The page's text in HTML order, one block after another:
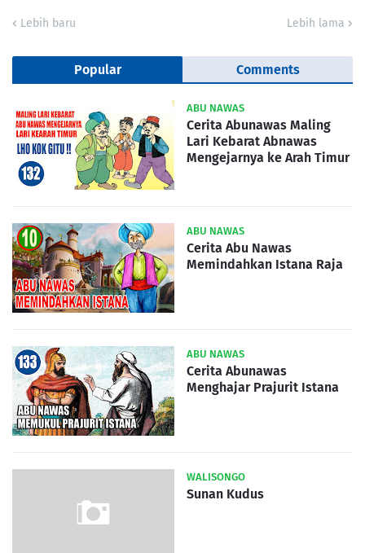
Lebih baru Lebih lama
Popular Comments
ABU NAWAS
Cerita Abunawas Maling
Lari Kebarat Abnawas
Mengejarnya ke Arah Timur
ABU NAWAS
Cerita Abu Nawas
Memindahkan Istana Raja
ABU NAWAS
Cerita Abunawas
Menghajar Prajurit Istana
WALISONGO
Sunan Kudus